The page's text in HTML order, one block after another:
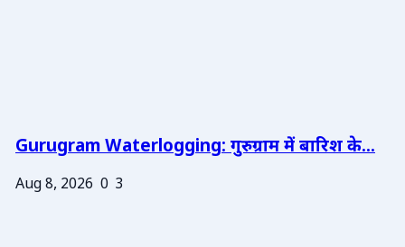
Gurugram Waterlogging: गुरुग्राम में बारिश के...
Aug 8, 2026 0 3